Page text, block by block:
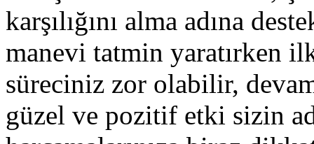
karşılığını alma adına
manevi tatmin yaratırken
süreciniz zor olabilir,
güzel ve pozitif etki sizin